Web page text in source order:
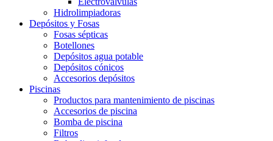
Hidrolimpiadoras
Depósitos y Fosas
Fosas sépticas
Botellones
Depósitos agua potable
Depósitos cónicos
Accesorios depósitos
Piscinas
Productos para mantenimiento de piscinas
Accesorios de piscina
Bomba de piscina
Filtros